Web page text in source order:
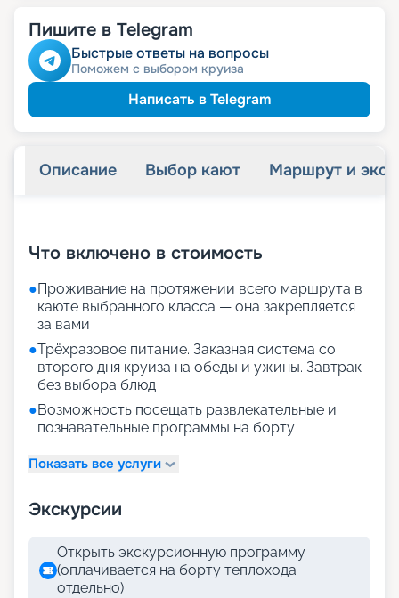
Пишите в Telegram
Быстрые ответы на вопросы
Поможем с выбором круиза
Написать в Telegram
Описание Выбор кают Маршрут и
Что включено в стоимость
●Проживание на протяжении всего маршрута в
каюте выбранного класса — она закрепляется
за вами
●Трёхразовое питание. Заказная система со
второго дня круиза на обеды и ужины. Завтрак
без выбора блюд
●Возможность посещать развлекательные и
познавательные программы на борту
Показать все услуги
Экскурсии
Открыть экскурсионную программу
(оплачивается на борту теплохода
отдельно)